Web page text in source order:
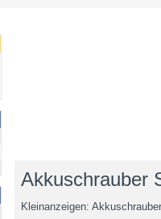
Akkuschrauber
Kleinanzeigen: